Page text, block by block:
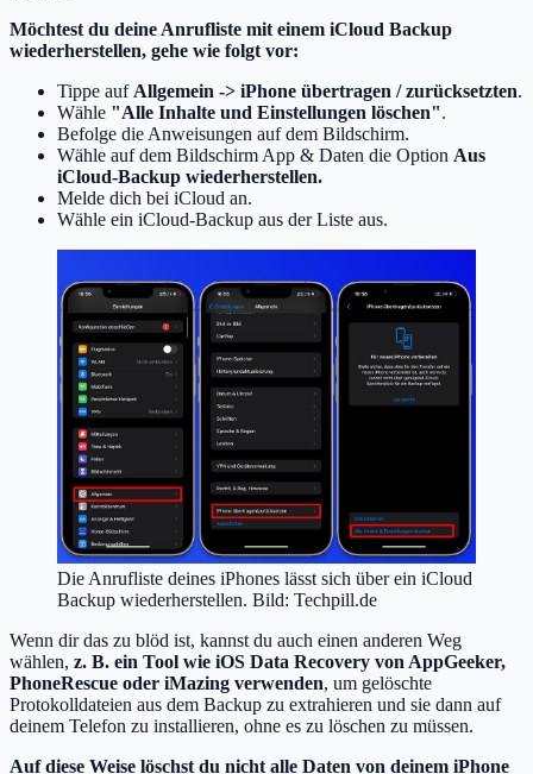
Möchtest du deine Anrufliste mit einem iCloud Backup
wiederherstellen, gehe wie folgt vor:
Tippe auf Allgemein -> iPhone übertragen / zurücksetzten.
Wähle "Alle Inhalte und Einstellungen löschen".
Befolge die Anweisungen auf dem Bildschirm.
Wähle auf dem Bildschirm App & Daten die Option Aus
iCloud-Backup wiederherstellen.
Melde dich bei iCloud an.
Wähle ein iCloud-Backup aus der Liste aus.
Die Anrufliste deines iPhones lässt sich über ein iCloud
Backup wiederherstellen. Bild: Techpill.de
Wenn dir das zu blöd ist, kannst du auch einen anderen Weg
wählen, z. B. ein Tool wie iOS Data Recovery von AppGeeker,
PhoneRescue oder iMazing verwenden, um gelöschte
Protokolldateien aus dem Backup zu extrahieren und sie dann auf
deinem Telefon zu installieren, ohne es zu löschen zu müssen.
Auf diese Weise löschst du nicht alle Daten von deinem iPhone